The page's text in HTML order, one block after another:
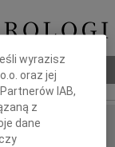
wyrazisz
oraz jej
IAB,
z
dane